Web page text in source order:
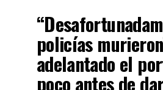
policías
adelantado el
poco antes de